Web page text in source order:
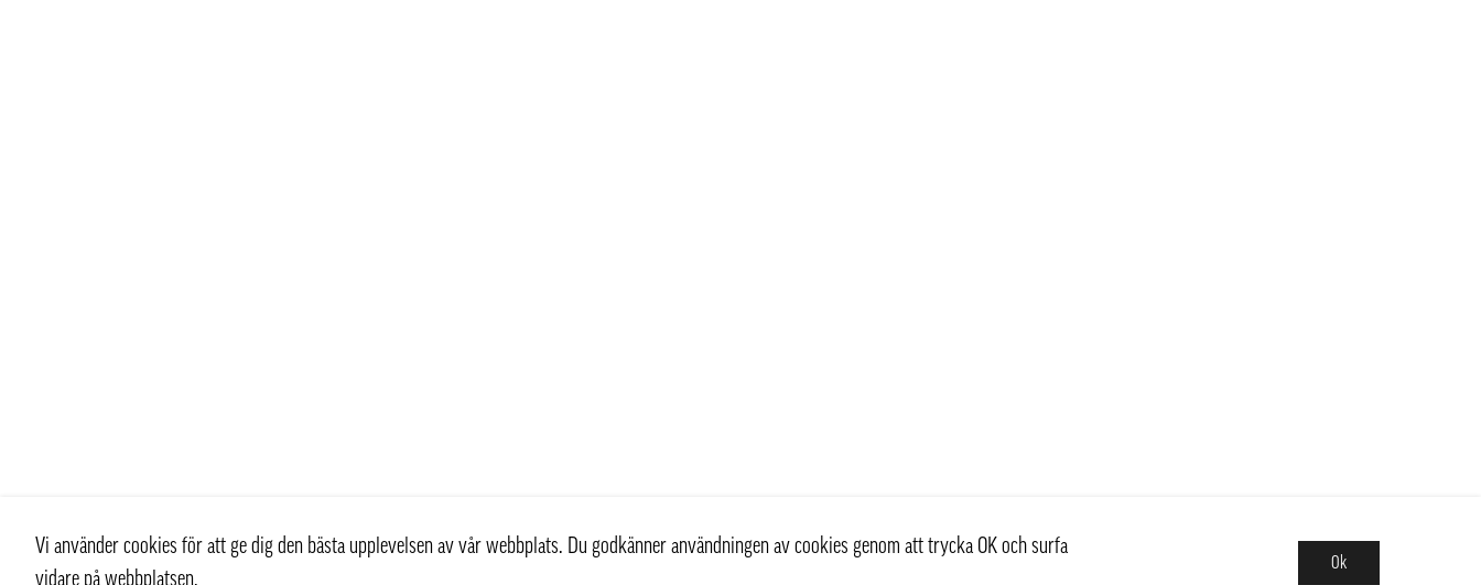
Vi använder cookies för att ge dig den bästa upplevelsen av vår webbplats. Du godkänner användningen av cookies genom att trycka OK och surfa
vidare på webbplatsen.
Ok